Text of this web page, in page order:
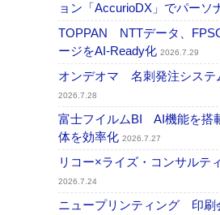
ョン「AccurioDX」でパー
TOPPAN NTTデータ、
ージをAI-Ready化 2026.7.29
オンデオマ 名刺発注システ
2026.7.28
富士フイルムBI AI機能を搭
体を効率化 2026.7.27
リコー×ライズ・コンサル
2026.7.24
ニュープリンティング 印刷